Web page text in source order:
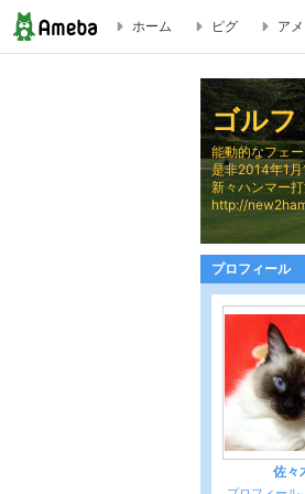
0429 新ハンマー打法の驚異 ２ | ゴ
ホーム ピグ ア
ゴルフ
能動的なフェ
是非2014年1
新々ハンマー
http://
プロフィール
佐々